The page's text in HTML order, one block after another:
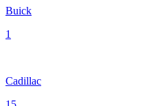
Buick
1
Cadillac